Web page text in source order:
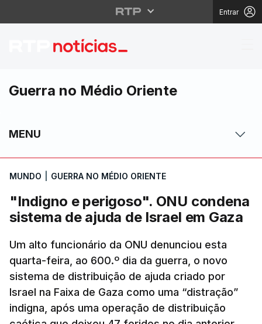
Entrar
"Indigno e perigoso".
Guerra no Médio Oriente
MENU
MUNDO GUERRA NO MÉDIO ORIENTE
"Indigno e perigoso". ONU condena
sistema de ajuda de Israel em Gaza
Um alto funcionário da ONU denunciou esta
quarta-feira, ao 600.º dia da guerra, o novo
sistema de distribuição de ajuda criado por
Israel na Faixa de Gaza como uma “distração”
indigna, após uma operação de distribuição